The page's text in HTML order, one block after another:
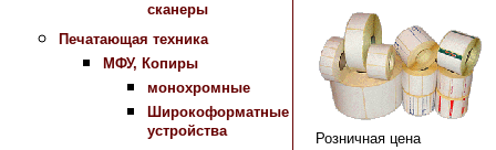
сканеры
Печатающая техника
МФУ, Копиры
монохромные
Широкоформатные
устройства
Розничная цена